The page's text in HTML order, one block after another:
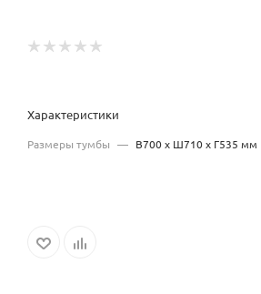
Характеристики
Размеры тумбы — В700 x Ш710 x Г535 мм